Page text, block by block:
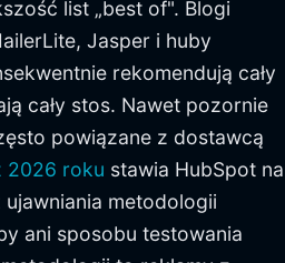
list „best of". Blogi
Jasper i huby
rekomendują cały
cały stos. Nawet pozornie
powiązane z dostawcą
2026 roku stawia HubSpot na
metodologii
ani sposobu testowania